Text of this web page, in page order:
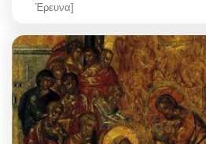
Sport
Sustainability
Health
In Pictures
Έρευνα]